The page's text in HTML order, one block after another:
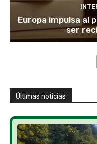
Europa impulsa al
ser
Últimas noticias